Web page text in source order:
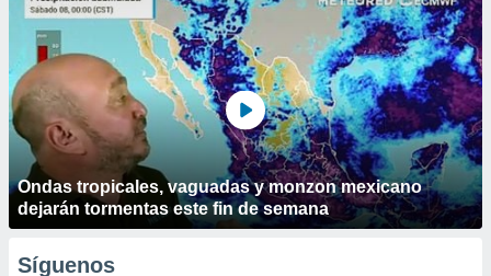
Ondas tropicales, vaguadas y monzon mexicano
dejarán tormentas este fin de semana
Síguenos